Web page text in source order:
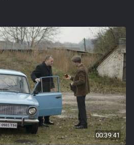
00:39:41